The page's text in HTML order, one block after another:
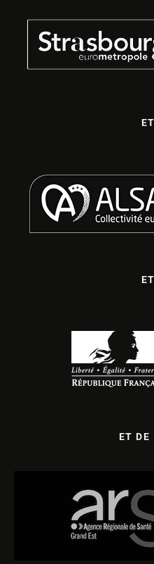
ET DE